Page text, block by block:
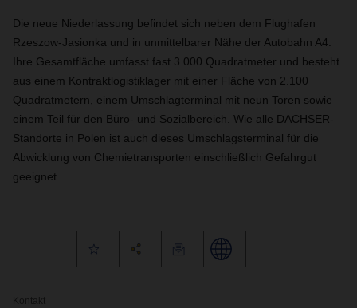
Die neue Niederlassung befindet sich neben dem Flughafen
Rzeszow-Jasionka und in unmittelbarer Nähe der Autobahn A4.
Ihre Gesamtfläche umfasst fast 3.000 Quadratmeter und besteht
aus einem Kontraktlogistiklager mit einer Fläche von 2.100
Quadratmetern, einem Umschlagterminal mit neun Toren sowie
einem Teil für den Büro- und Sozialbereich. Wie alle DACHSER-
Standorte in Polen ist auch dieses Umschlagsterminal für die
Abwicklung von Chemietransporten einschließlich Gefahrgut
geeignet.
Kontakt